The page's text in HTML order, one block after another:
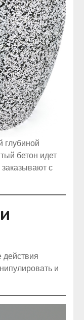
глубиной
бетон идет
с
и